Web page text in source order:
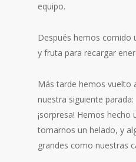
equipo.
Después hemos comido
y fruta para recargar
Más tarde hemos vuelto
nuestra siguiente
¡sorpresa! Hemos hecho
tomarnos un helado, y
grandes como nuestras